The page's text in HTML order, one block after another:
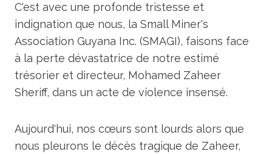
C'est avec une profonde tristesse et
indignation que nous, la Small Miner's
Association Guyana Inc. (SMAGI), faisons face
à la perte dévastatrice de notre estimé
trésorier et directeur, Mohamed Zaheer
Sheriff, dans un acte de violence insensé.
Aujourd'hui, nos cœurs sont lourds alors que
nous pleurons le décès tragique de Zaheer,